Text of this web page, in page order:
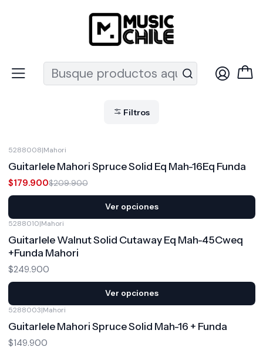
Recuerda que ahora nos puedes encontrar en el MUT
Instrumentos de Cuerda Ukeleles
Guitarlele
Filtros
5288008|Mahori
Guitarlele Mahori Spruce Solid Eq Mah-16Eq Funda
$179.900$209.900
Ver opciones
5288010|Mahori
Guitarlele Walnut Solid Cutaway Eq Mah-45Cweq
+Funda Mahori
$249.900
Ver opciones
5288003|Mahori
Guitarlele Mahori Spruce Solid Mah-16 + Funda
$149.900